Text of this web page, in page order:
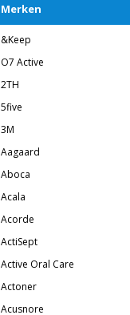
Merken
&Keep
O7 Active
2TH
5five
3M
Aagaard
Aboca
Acala
Acorde
ActiSept
Active Oral Care
Actoner
Acusnore